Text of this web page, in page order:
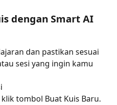
dengan Smart AI
dan pastikan sesuai
sesi yang ingin kamu
tombol Buat Kuis Baru.